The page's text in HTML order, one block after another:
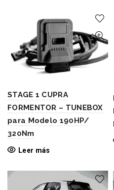
STAGE 1 CUPRA
FORMENTOR – TUNEBOX
para Modelo 190HP/
320Nm
Leer más